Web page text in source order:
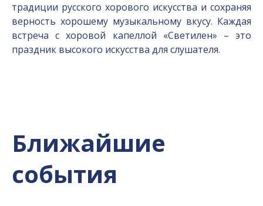
традиции русского хорового искусства и сохраняя
верность хорошему музыкальному вкусу. Каждая
встреча с хоровой капеллой «Светилен» – это
праздник высокого искусства для слушателя.
Ближайшие
события